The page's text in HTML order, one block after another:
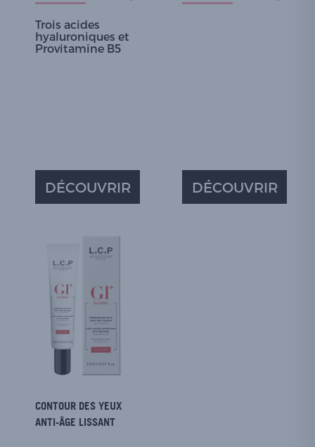
Trois acides
hyaluroniques et
Provitamine B5
DÉCOUVRIR DÉCOUVRIR
CONTOUR DES YEUX
ANTI-ÂGE LISSANT